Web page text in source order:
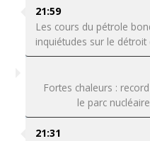
21:59
Les cours du pétrole
inquiétudes sur le
Fortes chaleurs :
le parc
21:31